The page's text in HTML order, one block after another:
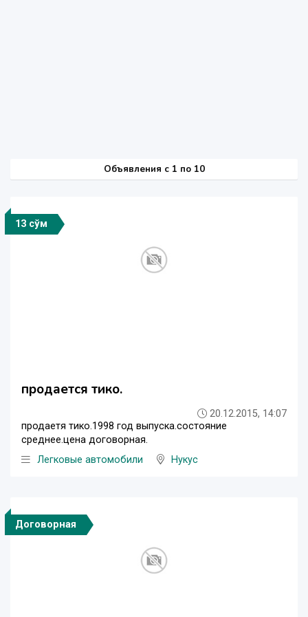
Объявления c 1 по 10
13 сўм
продается тико.
20.12.2015, 14:07
продаетя тико.1998 год выпуска.состояние
среднее.цена договорная.
Легковые автомобили
Нукус
Договорная